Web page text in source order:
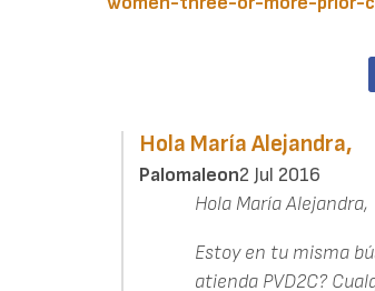
Hola María Alejandra,
Palomaleon2 Jul 2016
Hola María Alejandra,
Estoy en tu misma
atienda PVD2C?